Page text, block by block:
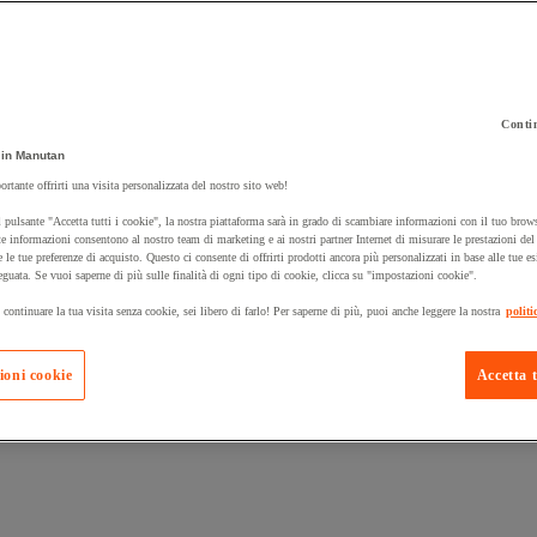
un prodotto:
Manutan Expert
Prodotti in
Manutan
offrirti una visita personalizzata del nostro sito web!
pulsante "Accetta tutti i cookie", la nostra piattaforma sarà in grado di scambiare informazioni con il tuo
informazioni consentono al nostro team di marketing e ai nostri partner Internet di misurare le prestazioni
le tue preferenze di acquisto. Questo ci consente di offrirti prodotti ancora più personalizzati in base alle tue
Se vuoi saperne di più sulle finalità di ogni tipo di cookie, clicca su "impostazioni cookie".
la tua visita senza cookie, sei libero di farlo! Per saperne di più, puoi anche leggere la nostra
Accetta
cookie